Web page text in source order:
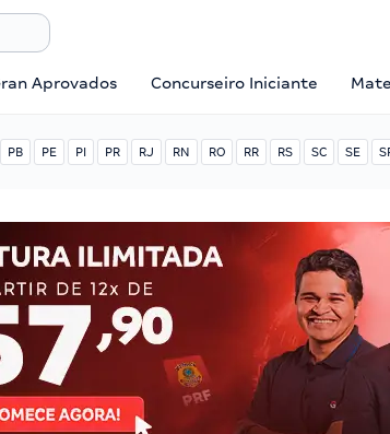
Aprovados Concurseiro Iniciante
PB PE PI PR RJ RN RO RR RS SC SE